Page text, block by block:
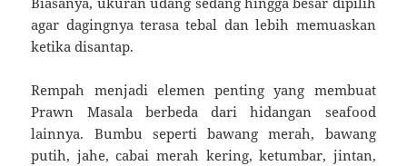
agar dagingnya terasa tebal dan lebih memuaskan
ketika disantap.
Rempah menjadi elemen penting yang membuat
Prawn Masala berbeda dari hidangan seafood
lainnya. Bumbu seperti bawang merah, bawang
putih, jahe, cabai merah kering, ketumbar, jintan,